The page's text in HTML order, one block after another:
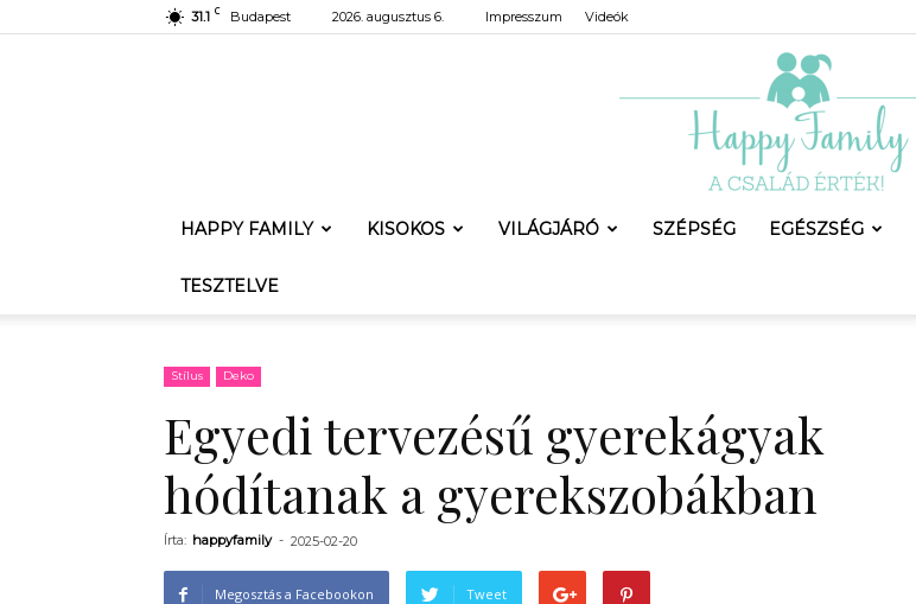
31.1 C Budapest 2026. augusztus 6. Impresszum Videók
Family
HAPPY FAMILY KISOKOS VILÁGJÁRÓ SZÉPSÉG EGÉSZSÉG
TESZTELVE
Stílus Deko
Egyedi tervezésű gyerekágyak
hódítanak a gyerekszobákban
Írta: happyfamily - 2025-02-20
Megosztás a Facebookon Tweet